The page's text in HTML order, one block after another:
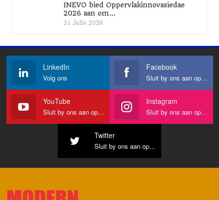
INEVO bied Oppervlakinnovasiedae
2026 aan om…
31 Julie 2026
LinkedIn
Volg ons
Facebook
Sluit by ons aan op Facebook
YouTube
Sluit by ons aan op YouTube
Instagram
Sluit by ons aan op Instagram
Twitter
Sluit by ons aan op Twitter